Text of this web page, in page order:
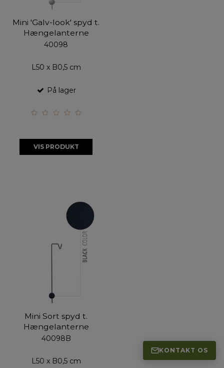
Mini 'Galv-look' spyd t.
Hængelanterne
40098
L50 x B0,5 cm
På lager
VIS PRODUKT
Mini Sort spyd t.
Hængelanterne
40098B
L50 x B0,5 cm
KONTAKT OS